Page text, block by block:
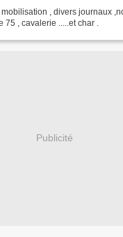
, divers journaux
1914 , artillerie canon de 75 , cavalerie .....et char .
Publicité